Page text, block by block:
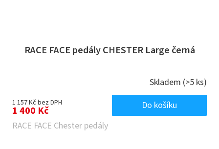
RACE FACE pedály CHESTER Large černá
Skladem (>5 ks)
1 157 Kč bez DPH
1 400 Kč
Do košíku
RACE FACE Chester pedály